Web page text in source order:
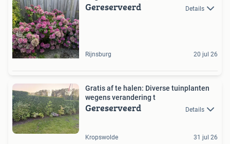
Gereserveerd Details
Rijnsburg 20 jul 26
Gratis af te halen: Diverse tuinplanten
wegens verandering t
Gereserveerd Details
Kropswolde 31 jul 26